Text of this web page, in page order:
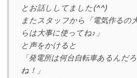
とお話ししてました(^^)
またスタッフから「電気作るの
らは大事に使ってね♪」
と声をかけると
「発電所は何台自転車あるんだ
ね！」